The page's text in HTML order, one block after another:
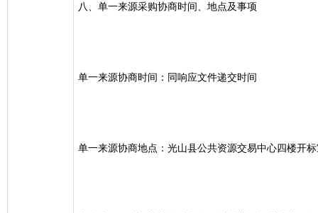
八、单一来源采购协商时间、地点及事项
单一来源协商时间：同响应文件递交时间
单一来源协商地点：光山县公共资源交易中心四楼开